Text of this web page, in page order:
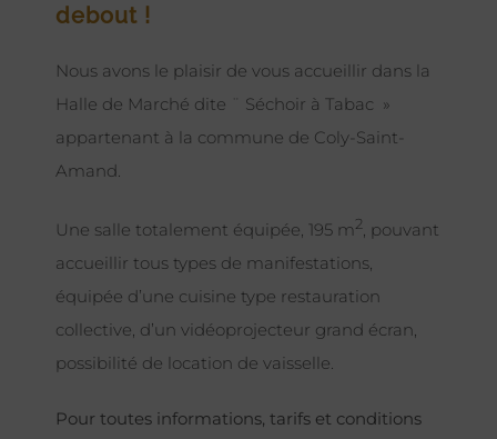
debout !
Nous avons le plaisir de vous accueillir dans la
Halle de Marché dite ¨ Séchoir à Tabac »
appartenant à la commune de Coly-Saint-
Amand.
Une salle totalement équipée, 195 m2 , pouvant
accueillir tous types de manifestations,
équipée d’une cuisine type restauration
collective, d’un vidéoprojecteur grand écran,
possibilité de location de vaisselle.
Pour toutes informations, tarifs et conditions